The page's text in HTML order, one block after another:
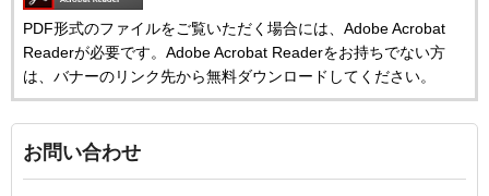
PDF形式のファイルをご覧いただく場合には、Adobe Acrobat
Readerが必要です。Adobe Acrobat Readerをお持ちでない方
は、バナーのリンク先から無料ダウンロードしてください。
お問い合わせ